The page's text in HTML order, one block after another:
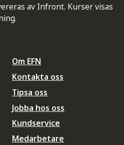
av Infront. Kurser visas
Om EFN
Kontakta oss
Tipsa oss
Jobba hos oss
Kundservice
Medarbetare